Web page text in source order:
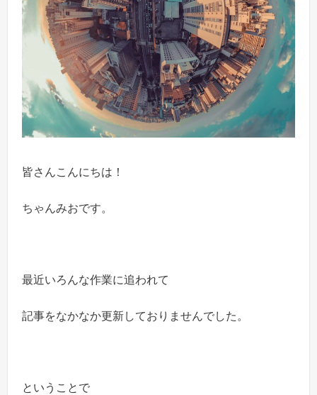
皆さんこんにちは！
ちゃんみおです。
最近いろんな作業に追われて
記事をなかなか更新しておりませんでした。
ということで